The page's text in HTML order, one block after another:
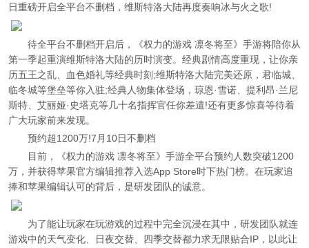
日重磅开启全平台不删档，维斯特洛大陆再度奏响冰与火之歌!
待全平台不删档开启后，《权力的游戏 凛冬将至》手游将陪你从
第一季起重演维斯特洛大陆的历时演变。经典剧情高度重现，让你亲
历五王之乱、血色婚礼等经典时刻;维斯特洛大陆完美还原，君临城、
临冬城等堡垒等你入驻;经典人物集体登场，琼恩·雪诺、提利昂·兰尼
斯特、艾丽娅·史塔克等几十名指挥官任你差遣!还有更多惊喜等待着
广大玩家前来发现。
预约超1200万!7月10日不删档
目前，《权力的游戏 凛冬将至》手游全平台预约人数突破1200
万，并获得苹果官方编辑推荐入选App Store时下热门榜。在玩家追
捧和苹果编辑认可的背后，是研发团队的诚意。
为了能让玩家在玩游戏的过程中完全沉浸在其中，研发团队就连
游戏中的天气变化、日夜交替、四季交替都力求无限贴合IP，以此让